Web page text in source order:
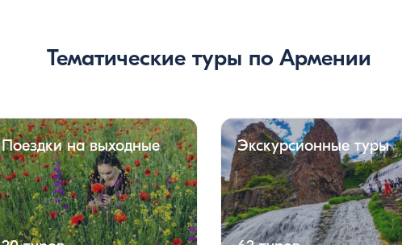
Тематические туры по Армении
Поездки на выходные Экскурсионные туры